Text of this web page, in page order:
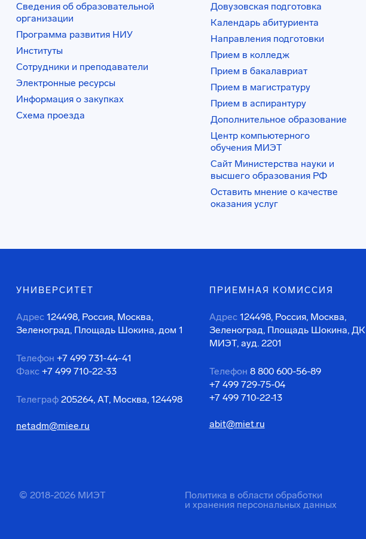
Сведения об образовательной
организации
Программа развития НИУ
Институты
Сотрудники и преподаватели
Электронные ресурсы
Информация о закупках
Схема проезда
Довузовская подготовка
Календарь абитуриента
Направления подготовки
Прием в колледж
Прием в бакалавриат
Прием в магистратуру
Прием в аспирантуру
Дополнительное образование
Центр компьютерного
обучения МИЭТ
Сайт Министерства науки и
высшего образования РФ
Оставить мнение о качестве
оказания услуг
УНИВЕРСИТЕТ
Адрес 124498, Россия, Москва,
Зеленоград, Площадь Шокина, дом 1
Телефон +7 499 731-44-41
Факс +7 499 710-22-33
Телеграф 205264, АТ, Москва, 124498
netadm@miee.ru
ПРИЕМНАЯ КОМИССИЯ
Адрес 124498, Россия, Москва,
Зеленоград, Площадь Шокина, ДК
МИЭТ, ауд. 2201
Телефон 8 800 600-56-89
+7 499 729-75-04
+7 499 710-22-13
abit@miet.ru
© 2018-2026 МИЭТ
Политика в области обработки
и хранения персональных данных